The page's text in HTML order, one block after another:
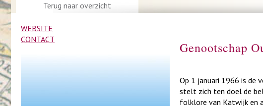
Terug naar overzicht
WEBSITE
CONTACT
Genootschap
Op 1 januari 1966 is de
stelt zich ten doel de
folklore van Katwijk en